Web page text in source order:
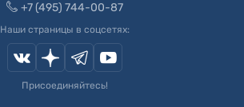
+7 (495) 744-00-87
Наши страницы в соцсетях:
Присоединяйтесь!